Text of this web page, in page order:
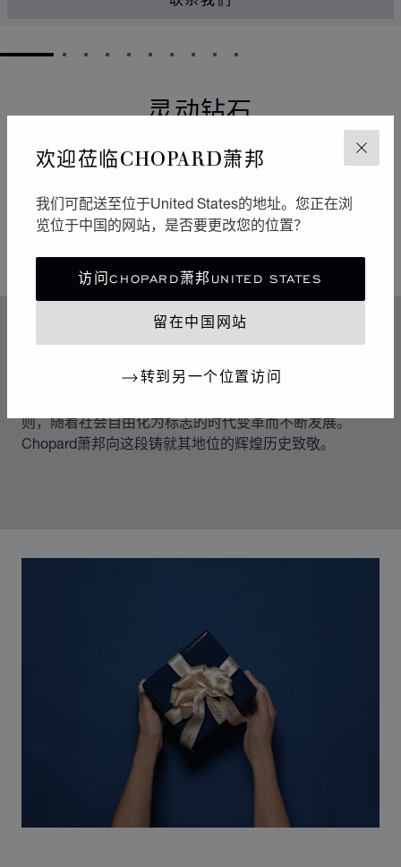
关闭
欢迎莅临CHOPARD萧邦
我们可配送至位于United States的地址。您正在浏
览位于中国的网站，是否要更改您的位置？
访问CHOPARD萧邦UNITED STATES
留在中国网站
转到另一个位置访问
GO TO SLIDE 1GO TO SLIDE 2
GO TO SLIDE 3
GO TO SLIDE 4
GO TO SLIDE 5
GO TO SLIDE 6
GO TO SLIDE 7
GO TO SLIDE 8
GO TO SLIDE 9
GO TO SLIDE 10
灵动钻石
它们以流畅的运动点亮周围的环境。自从1976年于
Chopard萧邦工坊诞生以来，Happy Diamonds一直在传
播极具感染力的乐享生活精神。它们的舞蹈构成一场生动
有趣的表演，其中传达出的自由与光明令人不禁扬起迷人
的微笑。
传奇的灵动钻石
则，随着社会自由化为标志的时代变革而不断发展。
Chopard萧邦向这段铸就其地位的辉煌历史致敬。